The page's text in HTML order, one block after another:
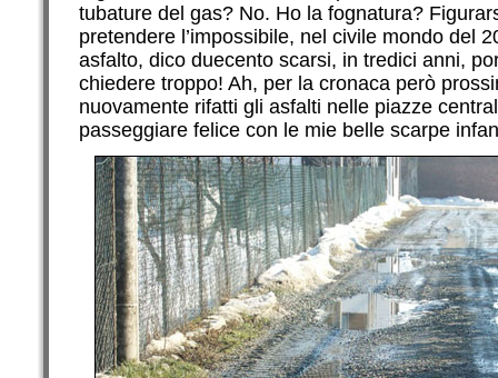
tubature del gas? No. Ho la fognatura?
pretendere l’impossibile, nel civile mondo del
asfalto, dico duecento scarsi, in tredici anni,
chiedere troppo! Ah, per la cronaca però
nuovamente rifatti gli asfalti nelle piazze
passeggiare felice con le mie belle scarpe